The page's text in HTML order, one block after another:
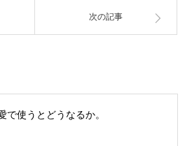
次の記事
で使うとどうなるか。